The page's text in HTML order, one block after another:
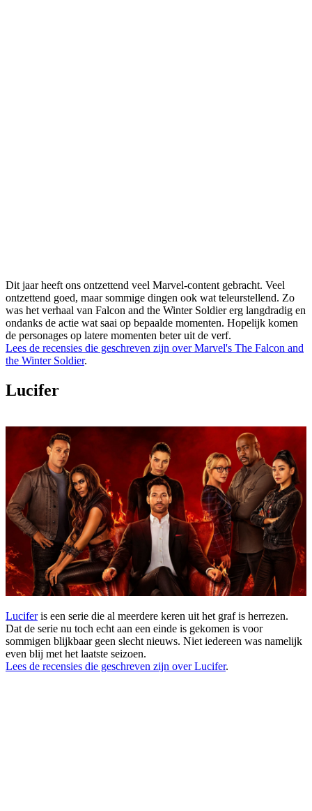
Dit jaar heeft ons ontzettend veel Marvel-content gebracht. Veel
ontzettend goed, maar sommige dingen ook wat teleurstellend. Zo
was het verhaal van Falcon and the Winter Soldier erg langdradig en
ondanks de actie wat saai op bepaalde momenten. Hopelijk komen
de personages op latere momenten beter uit de verf.
Lees de recensies die geschreven zijn over Marvel's The Falcon and
the Winter Soldier.
Lucifer
Luciferis een serie die al meerdere keren uit het graf is herrezen.
Dat de serie nu toch echt aan een einde is gekomen is voor
sommigen blijkbaar geen slecht nieuws. Niet iedereen was namelijk
even blij met het laatste seizoen.
Lees de recensies die geschreven zijn over Lucifer.